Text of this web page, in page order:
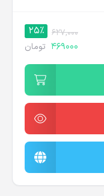
627,000
25%
469000 تومان